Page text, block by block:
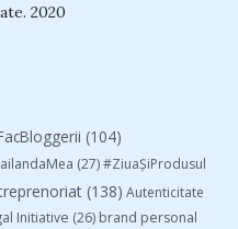
2020
(104)
(27)#ZiuaȘiProdusul
(138) Autenticitate
Initiative (26) brand personal